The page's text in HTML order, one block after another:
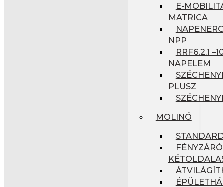
E-
MATRICA
NPP
RRF6.2.1
NAPELEM
PLUSZ
MOLINÓ